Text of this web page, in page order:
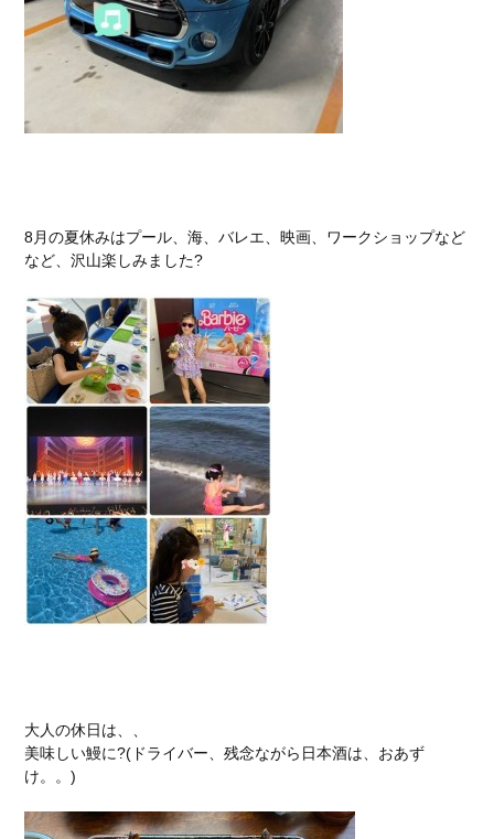
8月の夏休みはプール、海、バレエ、映画、ワークショップなど
など、沢山楽しみました?
大人の休日は、、
美味しい鰻に?(ドライバー、残念ながら日本酒は、おあず
け。。)